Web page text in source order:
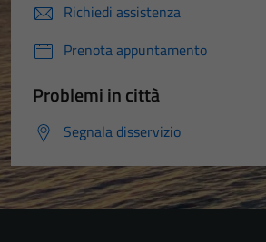
Richiedi assistenza
Prenota appuntamento
Problemi in città
Segnala disservizio